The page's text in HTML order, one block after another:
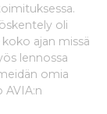
oli
ajan missä
lennossa
omia
AVIA:n